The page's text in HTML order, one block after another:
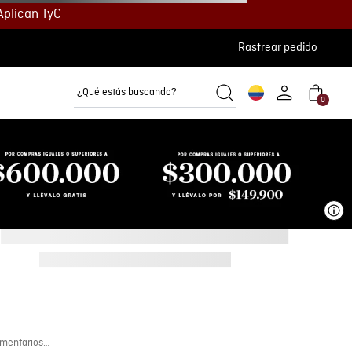
TyC
Rastrear pedido
¿Qué estás buscando?
0